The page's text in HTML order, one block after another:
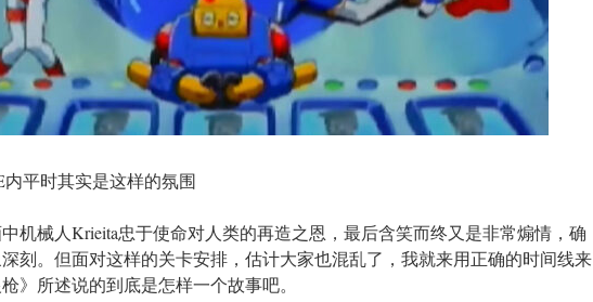
平时其实是这样的氛围
机械人Krieita忠于使命对人类的再造之恩，最后含笑而终又是非常煽情，确
刻。但面对这样的关卡安排，估计大家也混乱了，我就来用正确的时间线来
》所述说的到底是怎样一个故事吧。